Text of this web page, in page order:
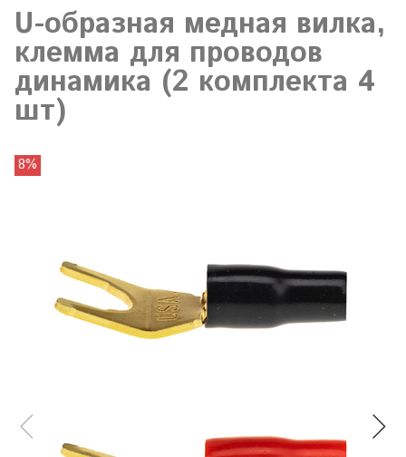
U-образная медная вилка,
клемма для проводов
динамика (2 комплекта 4
шт)
8%